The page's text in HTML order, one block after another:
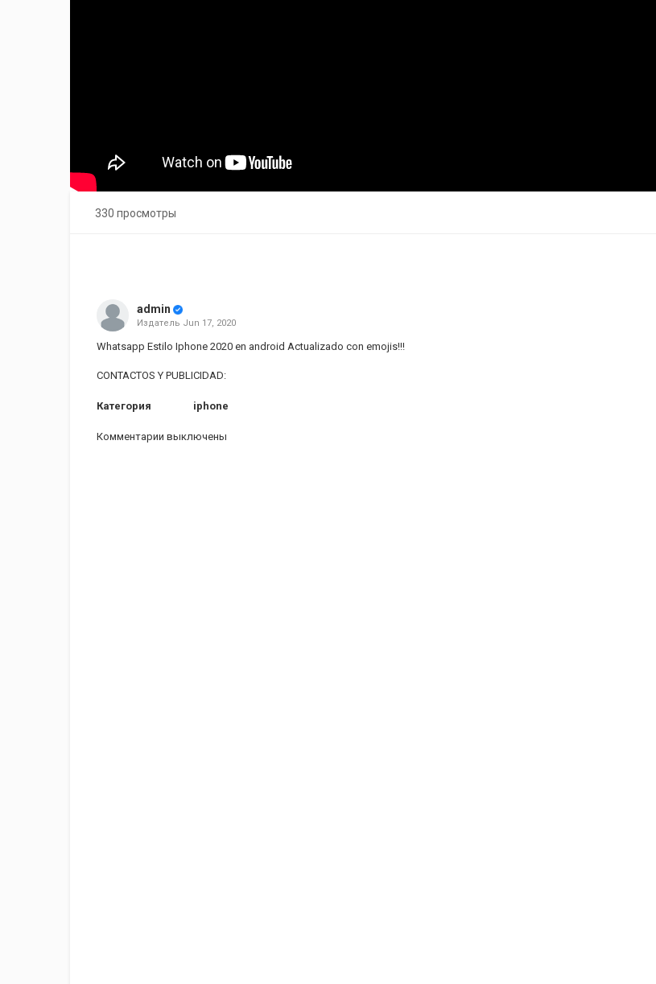
330 просмотры
admin
Издатель Jun 17, 2020
Whatsapp Estilo Iphone 2020 en android Actualizado con emojis!!!
CONTACTOS Y PUBLICIDAD:
Категория iphone
Комментарии выключены